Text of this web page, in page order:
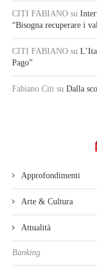
CITI FABIANO su
“Bisogna recuperare i
CITI FABIANO su
Pago”
Fabiano Citi su Dalla
Approfondimenti
Arte & Cultura
Attualità
Banking